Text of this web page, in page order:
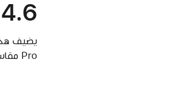
Pro مقاس 14 بوصة مع شريحة M3 ويوفر أيضًا إصلاحات أخطاء مهمة وتحديثات أمان.